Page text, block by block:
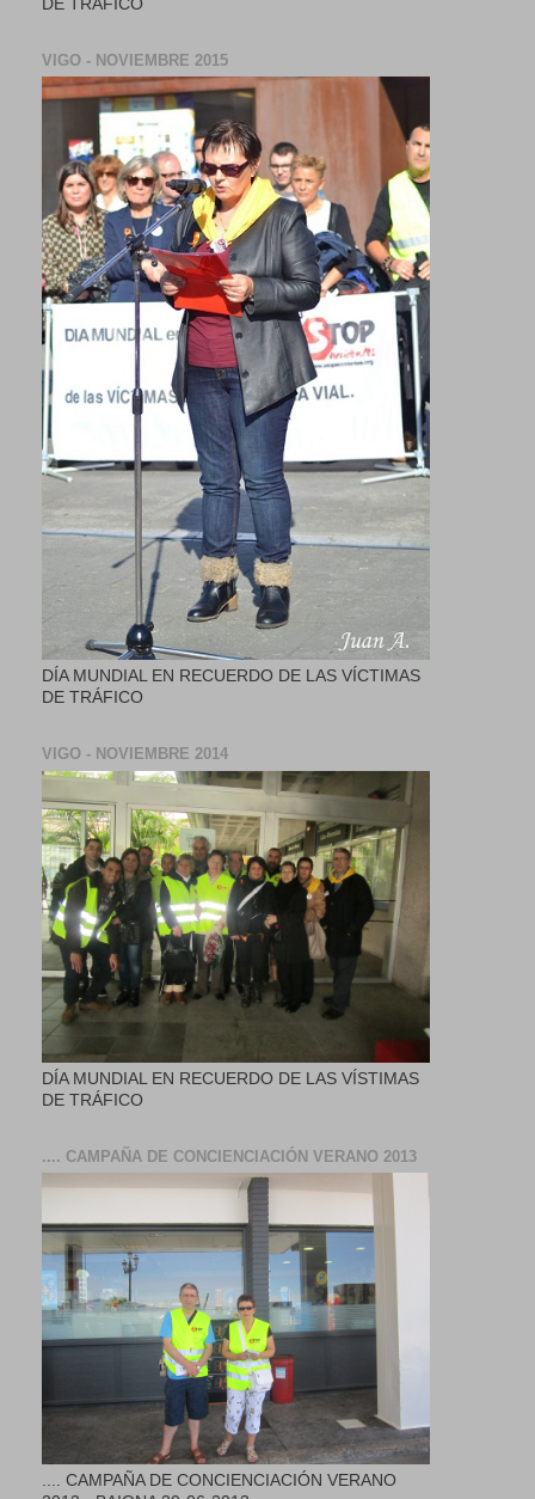
DE TRÁFICO
VIGO - NOVIEMBRE 2015
DÍA MUNDIAL EN RECUERDO DE LAS VÍCTIMAS
DE TRÁFICO
VIGO - NOVIEMBRE 2014
DÍA MUNDIAL EN RECUERDO DE LAS VÍSTIMAS
DE TRÁFICO
.... CAMPAÑA DE CONCIENCIACIÓN VERANO 2013
.... CAMPAÑA DE CONCIENCIACIÓN VERANO